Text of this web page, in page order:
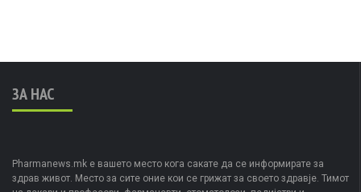
ЗА НАС
Pharmanews.mk е вашето место кога сакате да се информирате за
здрав живот. Место за сите оние кои се грижат за своето здравје. Тимот